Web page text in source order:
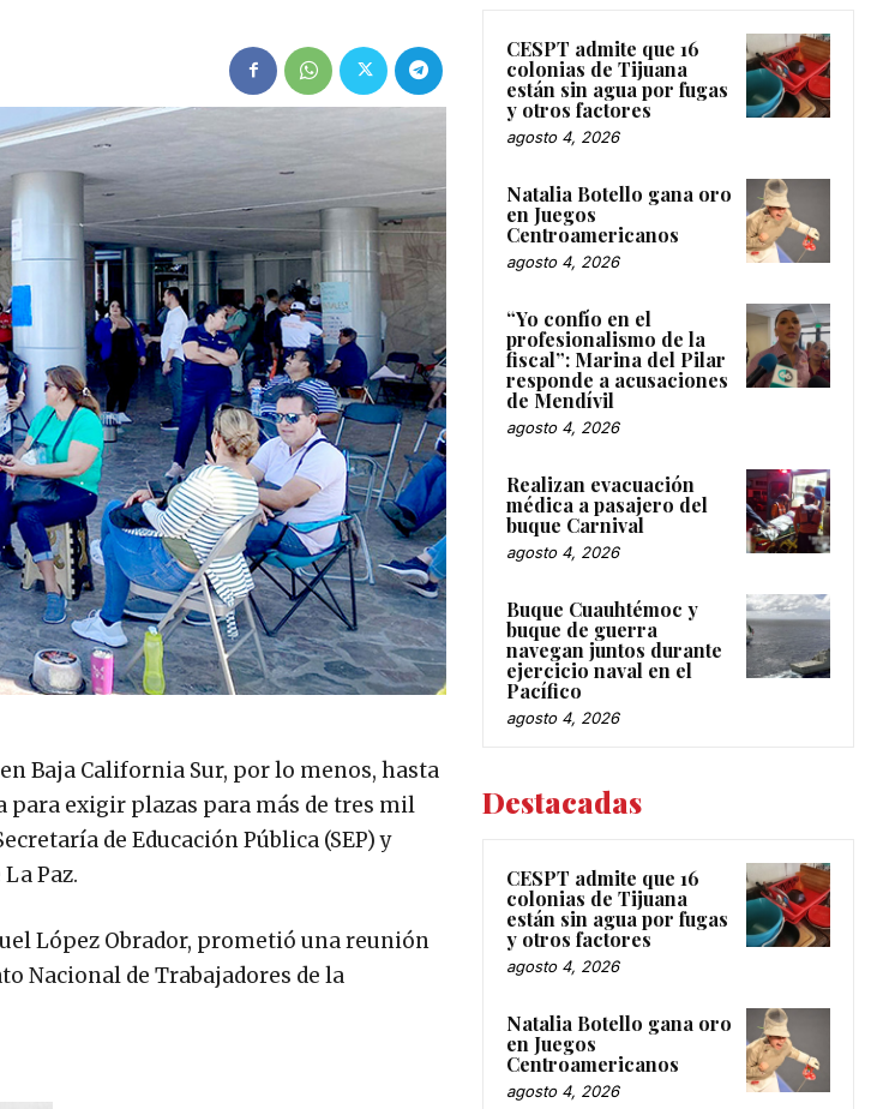
Baja California Sur, por lo menos, hasta
para exigir plazas para más de tres mil
de Educación Pública (SEP) y
Paz.
López Obrador, prometió una reunión
Nacional de Trabajadores de la
CESPT admite que 16
colonias de Tijuana
están sin agua por fugas
y otros factores
agosto 4, 2026
Natalia Botello gana oro
en Juegos
Centroamericanos
agosto 4, 2026
“Yo confío en el
profesionalismo de la
fiscal”: Marina del Pilar
responde a acusaciones
de Mendívil
agosto 4, 2026
Realizan evacuación
médica a pasajero del
buque Carnival
agosto 4, 2026
Buque Cuauhtémoc y
buque de guerra
navegan juntos durante
ejercicio naval en el
Pacífico
agosto 4, 2026
Destacadas
CESPT admite que 16
colonias de Tijuana
están sin agua por fugas
y otros factores
agosto 4, 2026
Natalia Botello gana oro
en Juegos
Centroamericanos
agosto 4, 2026